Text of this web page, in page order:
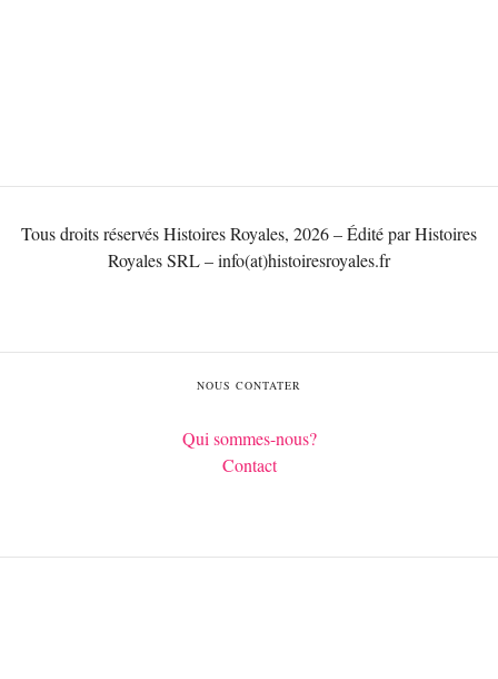
Tous droits réservés Histoires Royales, 2026 – Édité par Histoires
Royales SRL – info(at)histoiresroyales.fr
NOUS CONTATER
Qui sommes-nous?
Contact